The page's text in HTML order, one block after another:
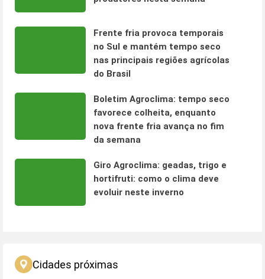
Frente fria provoca temporais
no Sul e mantém tempo seco
nas principais regiões agrícolas
do Brasil
Boletim Agroclima: tempo seco
favorece colheita, enquanto
nova frente fria avança no fim
da semana
Giro Agroclima: geadas, trigo e
hortifruti: como o clima deve
evoluir neste inverno
Cidades próximas